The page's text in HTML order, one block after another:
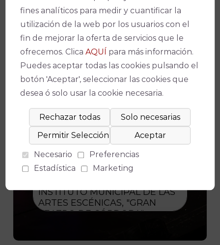
Consiento el uso de mis datos
para los fines indicados en la política
de privacidadPOLÍTICA DE
PRIVACIDAD.
Consiento el uso de mis datos
personales para recibir publicidad de
fines analíticos para medir y cuantificar la
utilización de la web por los usuarios con el
fin de mejorar la oferta de servicios que le
ofrecemos. ClicaAQUÍ para más información.
Puedes aceptar todas las cookies pulsando el
botón 'Aceptar', seleccionar las cookies que
desea ó solo usar la cookie necesaria.
Necesario
Preferencias
Estadística
Marketing